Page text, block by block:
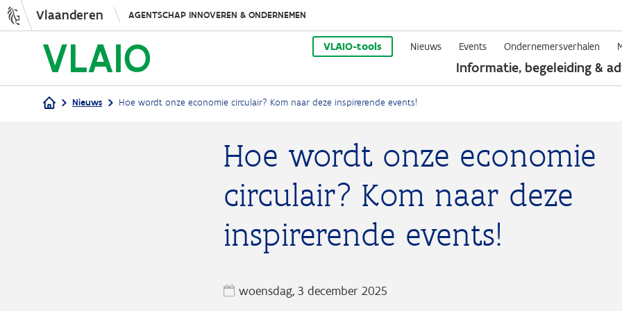
Overslaan
en
naar
de
Vlaanderen AGENTSCHAP INNOVEREN & ONDERNEMEN
VLAIO-tools Nieuws Events Ondernemersverhalen
Informatie, begeleiding &
Nieuws Hoe wordt onze economie circulair? Kom naar deze inspirerende events!
Hoe wordt onze economie
circulair? Kom naar deze
inspirerende events!
woensdag, 3 december 2025